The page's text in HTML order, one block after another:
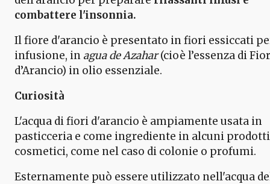
combattere l'insonnia.
Il fiore d'arancio è presentato in fiori essiccati
infusione, in agua de Azahar(cioè l’essenza di
d’Arancio) in olio essenziale.
Curiosità
L'acqua di fiori d'arancio è ampiamente usata in
pasticceria e come ingrediente in alcuni prodotti
cosmetici, come nel caso di colonie o profumi.
Esternamente può essere utilizzato nell'acqua